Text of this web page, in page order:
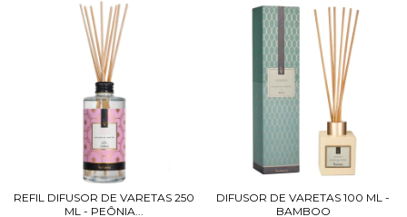
REFIL DIFUSOR DE VARETAS 250
ML - PEÔNIA...
DIFUSOR DE VARETAS 100 ML -
BAMBOO